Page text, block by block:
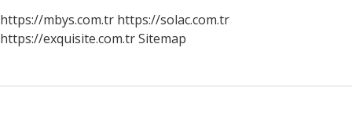
https://mbys.com.tr https://solac.com.tr
https://exquisite.com.trSitemap